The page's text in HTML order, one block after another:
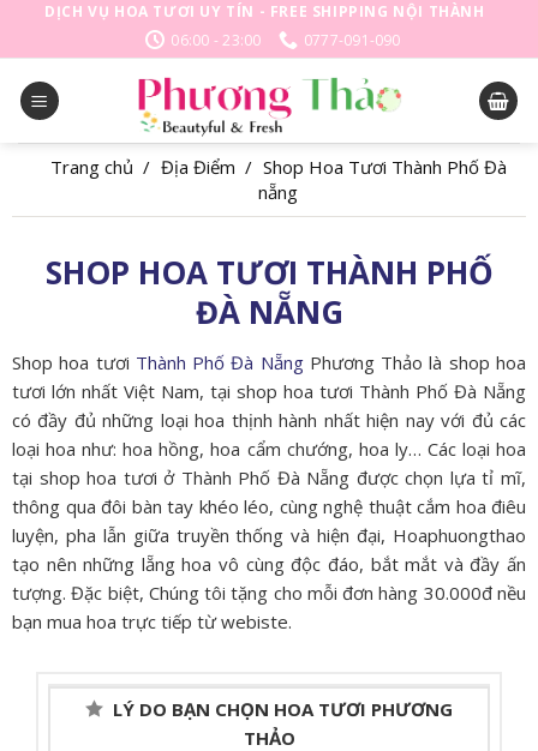
DỊCH VỤ HOA TƯƠI UY TÍN - FREE SHIPPING NỘI THÀNH
06:00 - 23:00
0777-091-090
Trang chủ / Địa Điểm / Shop Hoa Tươi Thành Phố Đà
nẵng
SHOP HOA TƯƠI THÀNH PHỐ
ĐÀ NẴNG
Shop hoa tươi Thành Phố Đà NẵngPhương Thảo là shop hoa
tươi lớn nhất Việt Nam, tại shop hoa tươi Thành Phố Đà Nẵng
có đầy đủ những loại hoa thịnh hành nhất hiện nay với đủ các
loại hoa như: hoa hồng, hoa cẩm chướng, hoa ly… Các loại hoa
tại shop hoa tươi ở Thành Phố Đà Nẵng được chọn lựa tỉ mĩ,
thông qua đôi bàn tay khéo léo, cùng nghệ thuật cắm hoa điêu
luyện, pha lẫn giữa truyền thống và hiện đại, Hoaphuongthao
tạo nên những lẵng hoa vô cùng độc đáo, bắt mắt và đầy ấn
tượng. Đặc biệt, Chúng tôi tặng cho mỗi đơn hàng 30.000đ nều
bạn mua hoa trực tiếp từ webiste.
LÝ DO BẠN CHỌN HOA TƯƠI PHƯƠNG
THẢO